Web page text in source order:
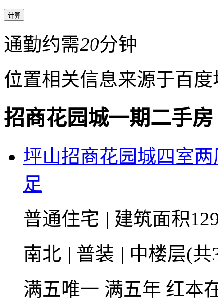
通勤约需20分钟
位置相关信息来源于百
招商花园城一期二手房
坪山招商花园城四室
足
普通住宅 | 建筑面积
南北 | 普装 | 中楼层(
满五唯一 满五年 红本